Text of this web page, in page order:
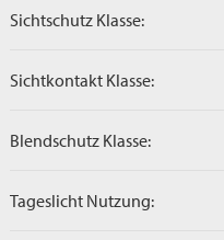
Sichtschutz Klasse:
Sichtkontakt Klasse:
Blendschutz Klasse:
Tageslicht Nutzung: